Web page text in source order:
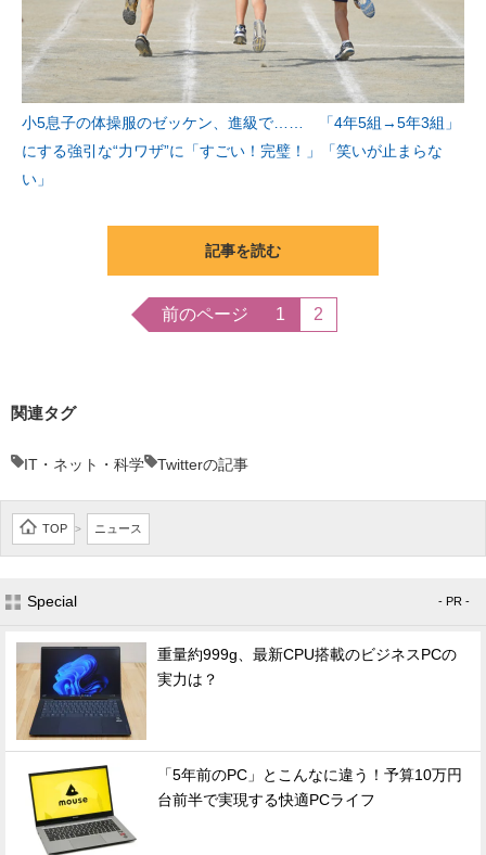
小5息子の体操服のゼッケン、進級で…… 「4年5組→5年3組」
にする強引な“力ワザ”に「すごい！完璧！」「笑いが止まらな
い」
記事を読む
前のページ 1 2
関連タグ
IT・ネット・科学 Twitterの記事
TOP > ニュース
Special - PR -
重量約999g、最新CPU搭載のビジネスPCの
実力は？
「5年前のPC」とこんなに違う！予算10万円
台前半で実現する快適PCライフ